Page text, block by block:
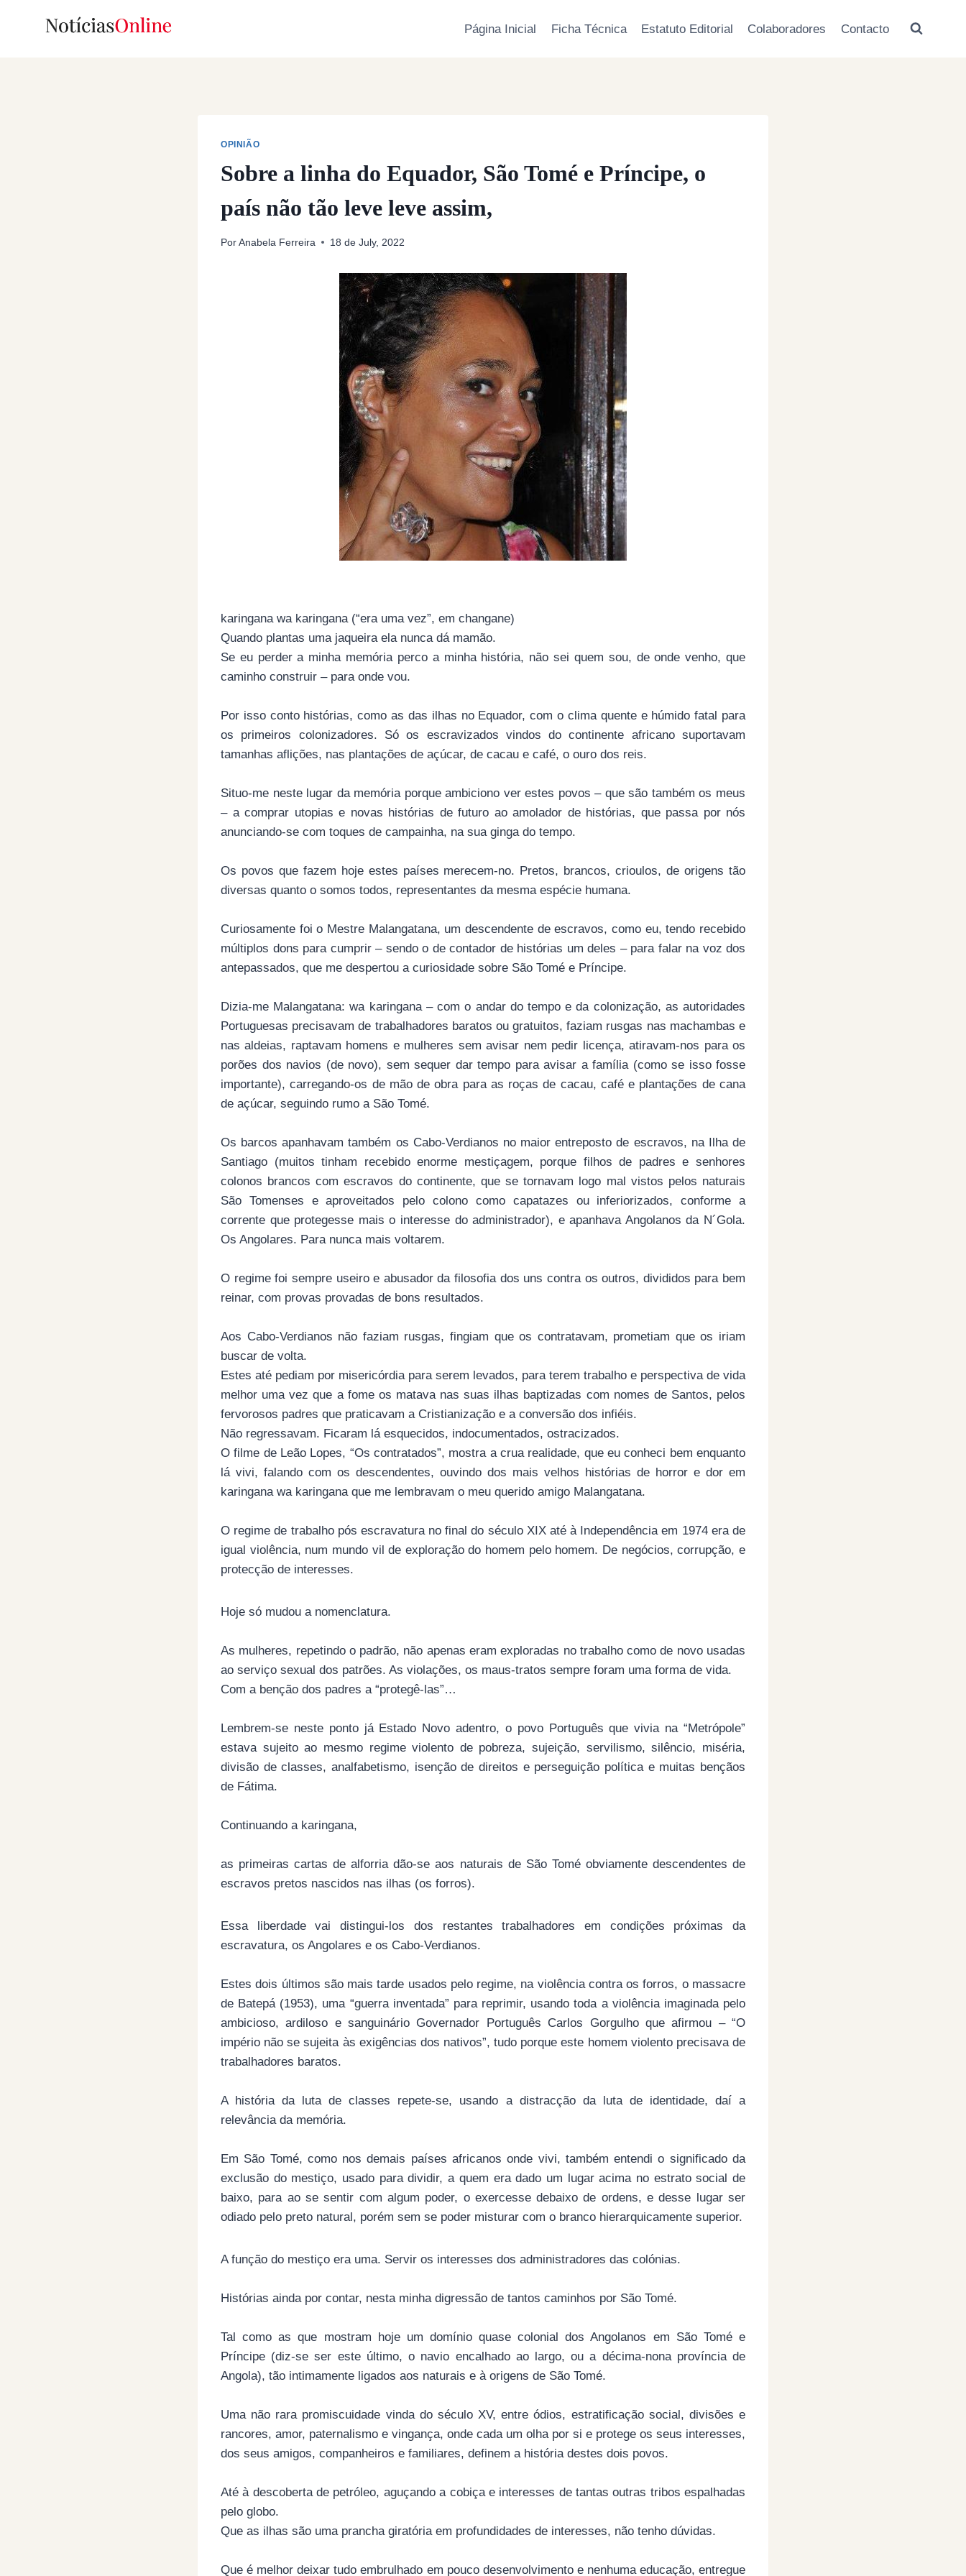
Página Inicial Ficha Técnica Estatuto Editorial Colaboradores Contacto
OPINIÃO
Sobre a linha do Equador, São Tomé e Príncipe, o
país não tão leve leve assim,
Por Anabela Ferreira 18 de July, 2022
karingana wa karingana (“era uma vez”, em changane)
Quando plantas uma jaqueira ela nunca dá mamão.
Se eu perder a minha memória perco a minha história, não sei quem sou, de onde venho, que
caminho construir – para onde vou.
Por isso conto histórias, como as das ilhas no Equador, com o clima quente e húmido fatal para
os primeiros colonizadores. Só os escravizados vindos do continente africano suportavam
tamanhas aflições, nas plantações de açúcar, de cacau e café, o ouro dos reis.
Situo-me neste lugar da memória porque ambiciono ver estes povos – que são também os meus
– a comprar utopias e novas histórias de futuro ao amolador de histórias, que passa por nós
anunciando-se com toques de campainha, na sua ginga do tempo.
Os povos que fazem hoje estes países merecem-no. Pretos, brancos, crioulos, de origens tão
diversas quanto o somos todos, representantes da mesma espécie humana.
Curiosamente foi o Mestre Malangatana, um descendente de escravos, como eu, tendo recebido
múltiplos dons para cumprir – sendo o de contador de histórias um deles – para falar na voz dos
antepassados, que me despertou a curiosidade sobre São Tomé e Príncipe.
Dizia-me Malangatana: wa karingana – com o andar do tempo e da colonização, as autoridades
Portuguesas precisavam de trabalhadores baratos ou gratuitos, faziam rusgas nas machambas e
nas aldeias, raptavam homens e mulheres sem avisar nem pedir licença, atiravam-nos para os
porões dos navios (de novo), sem sequer dar tempo para avisar a família (como se isso fosse
importante), carregando-os de mão de obra para as roças de cacau, café e plantações de cana
de açúcar, seguindo rumo a São Tomé.
Os barcos apanhavam também os Cabo-Verdianos no maior entreposto de escravos, na Ilha de
Santiago (muitos tinham recebido enorme mestiçagem, porque filhos de padres e senhores
colonos brancos com escravos do continente, que se tornavam logo mal vistos pelos naturais
São Tomenses e aproveitados pelo colono como capatazes ou inferiorizados, conforme a
corrente que protegesse mais o interesse do administrador), e apanhava Angolanos da N´Gola.
Os Angolares. Para nunca mais voltarem.
O regime foi sempre useiro e abusador da filosofia dos uns contra os outros, divididos para bem
reinar, com provas provadas de bons resultados.
Aos Cabo-Verdianos não faziam rusgas, fingiam que os contratavam, prometiam que os iriam
buscar de volta.
Estes até pediam por misericórdia para serem levados, para terem trabalho e perspectiva de vida
melhor uma vez que a fome os matava nas suas ilhas baptizadas com nomes de Santos, pelos
fervorosos padres que praticavam a Cristianização e a conversão dos infiéis.
Não regressavam. Ficaram lá esquecidos, indocumentados, ostracizados.
O filme de Leão Lopes, “Os contratados”, mostra a crua realidade, que eu conheci bem enquanto
lá vivi, falando com os descendentes, ouvindo dos mais velhos histórias de horror e dor em
karingana wa karingana que me lembravam o meu querido amigo Malangatana.
O regime de trabalho pós escravatura no final do século XIX até à Independência em 1974 era de
igual violência, num mundo vil de exploração do homem pelo homem. De negócios, corrupção, e
protecção de interesses.
Hoje só mudou a nomenclatura.
As mulheres, repetindo o padrão, não apenas eram exploradas no trabalho como de novo usadas
ao serviço sexual dos patrões. As violações, os maus-tratos sempre foram uma forma de vida.
Com a benção dos padres a “protegê-las”…
Lembrem-se neste ponto já Estado Novo adentro, o povo Português que vivia na “Metrópole”
estava sujeito ao mesmo regime violento de pobreza, sujeição, servilismo, silêncio, miséria,
divisão de classes, analfabetismo, isenção de direitos e perseguição política e muitas bençãos
de Fátima.
Continuando a karingana,
as primeiras cartas de alforria dão-se aos naturais de São Tomé obviamente descendentes de
escravos pretos nascidos nas ilhas (os forros).
Essa liberdade vai distingui-los dos restantes trabalhadores em condições próximas da
escravatura, os Angolares e os Cabo-Verdianos.
Estes dois últimos são mais tarde usados pelo regime, na violência contra os forros, o massacre
de Batepá (1953), uma “guerra inventada” para reprimir, usando toda a violência imaginada pelo
ambicioso, ardiloso e sanguinário Governador Português Carlos Gorgulho que afirmou – “O
império não se sujeita às exigências dos nativos”, tudo porque este homem violento precisava de
trabalhadores baratos.
A história da luta de classes repete-se, usando a distracção da luta de identidade, daí a
relevância da memória.
Em São Tomé, como nos demais países africanos onde vivi, também entendi o significado da
exclusão do mestiço, usado para dividir, a quem era dado um lugar acima no estrato social de
baixo, para ao se sentir com algum poder, o exercesse debaixo de ordens, e desse lugar ser
odiado pelo preto natural, porém sem se poder misturar com o branco hierarquicamente superior.
A função do mestiço era uma. Servir os interesses dos administradores das colónias.
Histórias ainda por contar, nesta minha digressão de tantos caminhos por São Tomé.
Tal como as que mostram hoje um domínio quase colonial dos Angolanos em São Tomé e
Príncipe (diz-se ser este último, o navio encalhado ao largo, ou a décima-nona província de
Angola), tão intimamente ligados aos naturais e à origens de São Tomé.
Uma não rara promiscuidade vinda do século XV, entre ódios, estratificação social, divisões e
rancores, amor, paternalismo e vingança, onde cada um olha por si e protege os seus interesses,
dos seus amigos, companheiros e familiares, definem a história destes dois povos.
Até à descoberta de petróleo, aguçando a cobiça e interesses de tantas outras tribos espalhadas
pelo globo.
Que as ilhas são uma prancha giratória em profundidades de interesses, não tenho dúvidas.
Que é melhor deixar tudo embrulhado em pouco desenvolvimento e nenhuma educação, entregue